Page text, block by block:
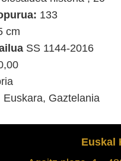
133
cm
SS 1144-2016
Euskara, Gaztelania
Euskal